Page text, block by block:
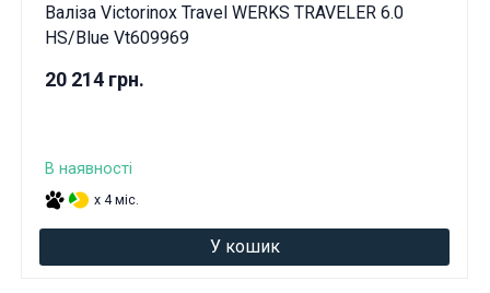
Валіза Victorinox Travel WERKS TRAVELER 6.0
HS/Blue Vt609969
20 214 грн.
В наявності
x 4 міс.
У кошик